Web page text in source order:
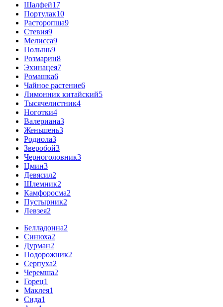
Шалфей17
Портулак10
Расторопша9
Стевия9
Мелисса9
Полынь9
Розмарин8
Эхинацея7
Ромашка6
Чайное растение6
Лимонник китайский5
Тысячелистник4
Ноготки4
Валериана3
Женьшень3
Родиола3
Зверобой3
Черноголовник3
Цмин3
Девясил2
Шлемник2
Камфоросма2
Пустырник2
Левзея2
Белладонна2
Синюха2
Дурман2
Подорожник2
Серпуха2
Черемша2
Горец1
Маклея1
Сида1